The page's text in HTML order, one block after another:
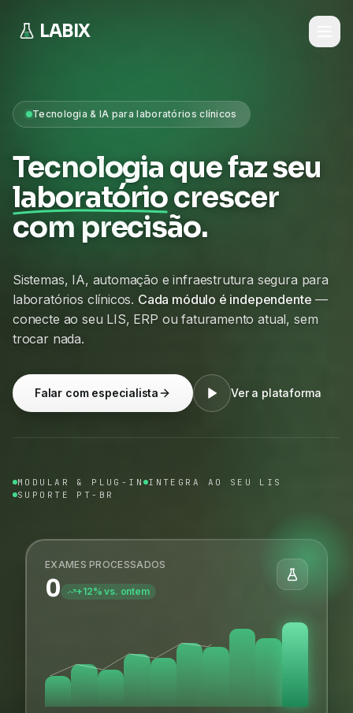
LABIX
Tecnologia & IA para laboratórios clínicos
Tecnologia que faz seu
laboratóriocrescer
com precisão.
Sistemas, IA, automação e infraestrutura segura para
laboratórios clínicos. Cada módulo é independente —
conecte ao seu LIS, ERP ou faturamento atual, sem
trocar nada.
Falar com especialista Ver a plataforma
MODULAR & PLUG-IN INTEGRA AO SEU LIS
SUPORTE PT-BR
EXAMES PROCESSADOS
0 +12% vs. ontem